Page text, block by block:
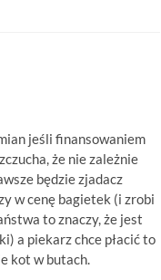
jeśli finansowaniem
że nie zależnie
będzie zjadacz
w cenę bagietek (i zrobi
to znaczy, że jest
a piekarz chce płacić to
kot w butach.